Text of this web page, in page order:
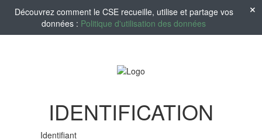
Découvrez comment le CSE recueille, utilise et partage vos
données : Politique d'utilisation des données
IDENTIFICATION
Identifiant